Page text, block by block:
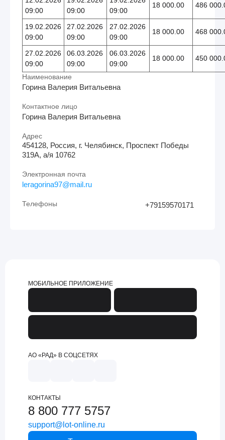
09:00
09:00
09:00
18 000.00 486
19.02.2026
09:00
27.02.2026
09:00
27.02.2026
09:00
18 000.00 468
27.02.2026
09:00
06.03.2026
09:00
06.03.2026
09:00
18 000.00 450
Наименование
Горина Валерия Витальевна
Контактное лицо
Горина Валерия Витальевна
Адрес
454128, Россия, г. Челябинск, Проспект Победы
319А, а/я 10762
Электронная почта
leragorina97@mail.ru
Телефоны +79159570171
МОБИЛЬНОЕ ПРИЛОЖЕНИЕ
АО «РАД» В СОЦСЕТЯХ
КОНТАКТЫ
8 800 777 5757
support@lot-online.ru